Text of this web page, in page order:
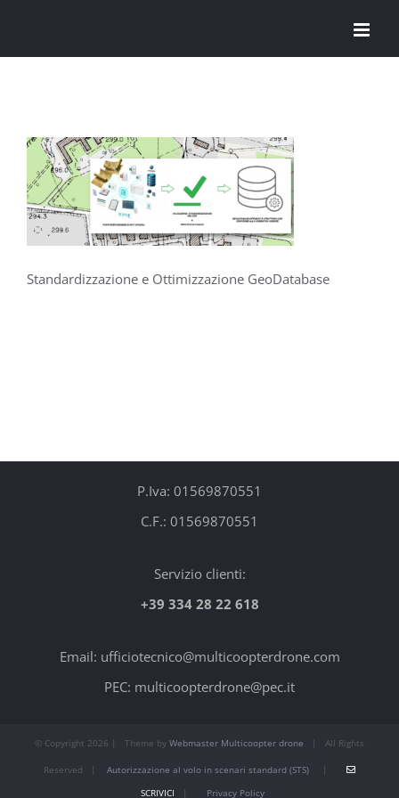
Standardizzazione e Ottimizzazione GeoDatabase
P.Iva: 01569870551
C.F.: 01569870551
Servizio clienti:
+39 334 28 22 618
Email: ufficiotecnico@multicoopterdrone.com
PEC: multicoopterdrone@pec.it
© Copyright 2026 | Theme by Webmaster Multicoopter drone | All Rights
Reserved | Autorizzazione al volo in scenari standard (STS)
|
SCRIVICI | Privacy Policy